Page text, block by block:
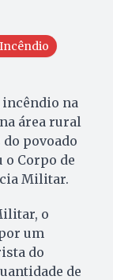
Incêndio
na
área rural
do povoado
Corpo de
Militar.
o
um
do
de